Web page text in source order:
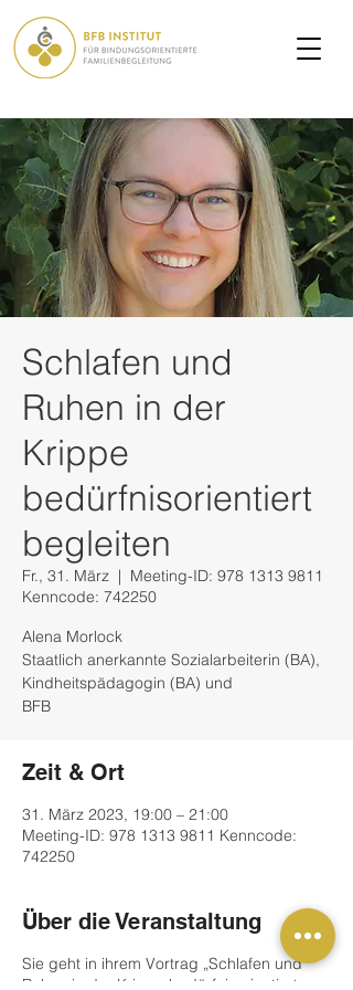
Schlafen und
Ruhen in der
Krippe
bedürfnisorientiert
begleiten
Fr., 31. März
  |
Meeting-ID: 978 1313 9811
Kenncode: 742250
Alena Morlock
Staatlich anerkannte Sozialarbeiterin (BA),
Kindheitspädagogin (BA) und
BFB
Zeit & Ort
31. März 2023, 19:00 – 21:00
Meeting-ID: 978 1313 9811 Kenncode:
742250
Über die Veranstaltung
Sie geht in ihrem Vortrag „Schlafen und
Ruhen in der Krippe bedürfnisorientiert